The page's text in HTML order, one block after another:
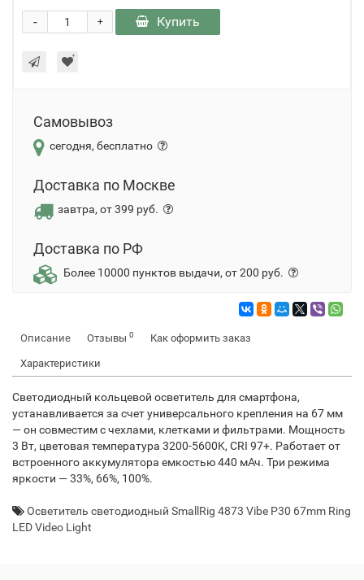
+
- Купить
Самовывоз
сегодня, бесплатно
Доставка по Москве
завтра, от 399 руб.
Доставка по РФ
Более 10000 пунктов выдачи, от 200 руб.
Описание Отзывы 0 Как оформить заказ
Характеристики
Светодиодный кольцевой осветитель для смартфона,
устанавливается за счет универсального крепления на 67 мм
— он совместим с чехлами, клетками и фильтрами. Мощность
3 Вт, цветовая температура 3200-5600K, CRI 97+. Работает от
встроенного аккумулятора емкостью 440 мАч. Три режима
яркости — 33%, 66%, 100%.
Осветитель светодиодный SmallRig 4873 Vibe P30 67mm Ring
LED Video Light